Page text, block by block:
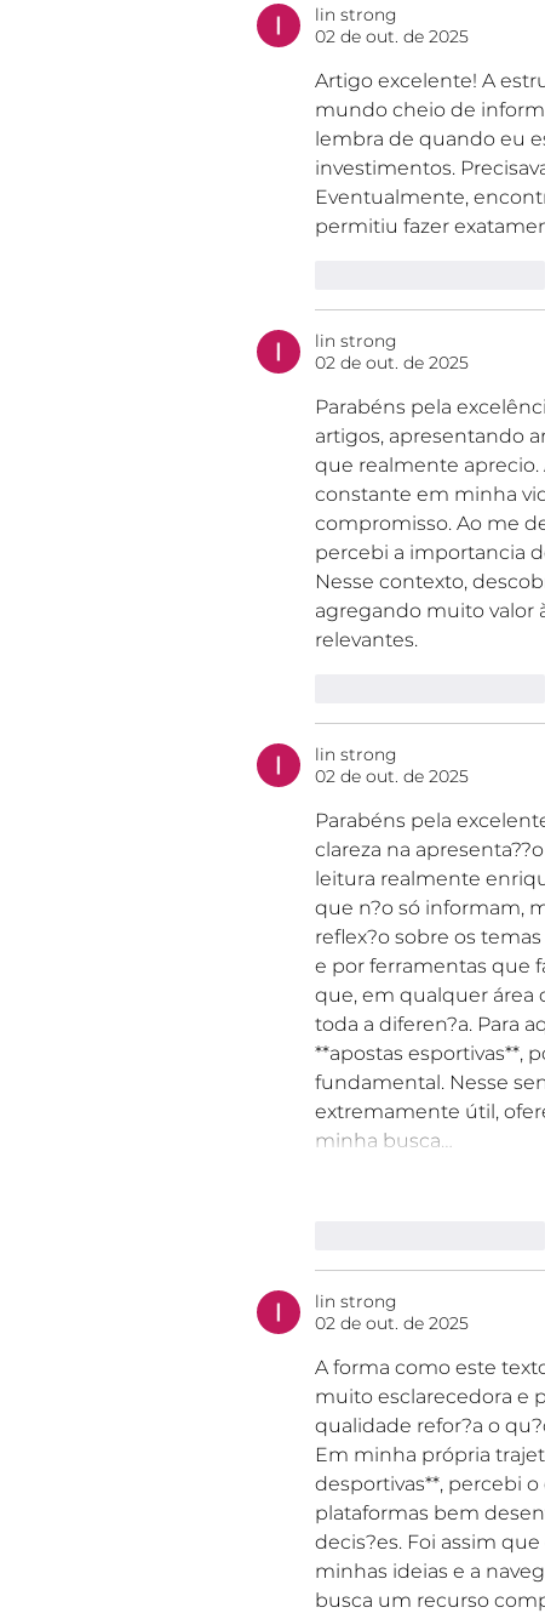
lin strong
02 de out. de 2025
Artigo excelente! A
mundo cheio de
lembra de quando eu
investimentos.
Eventualmente,
permitiu fazer
lin strong
02 de out. de 2025
Parabéns pela
artigos, apresentando
que realmente
constante em minha
compromisso. Ao me
percebi a importancia
Nesse contexto,
agregando muito valor
relevantes.
lin strong
02 de out. de 2025
Parabéns pela
clareza na
leitura realmente
que n?o só informam,
reflex?o sobre os
e por ferramentas que
que, em qualquer área
toda a diferen?a. Para
**apostas esportivas**,
fundamental. Nesse
extremamente útil,
minha busca…
lin strong
02 de out. de 2025
A forma como este
muito esclarecedora e
qualidade refor?a o
Em minha própria
desportivas**, percebi
plataformas bem
decis?es. Foi assim
minhas ideias e a
busca um recurso